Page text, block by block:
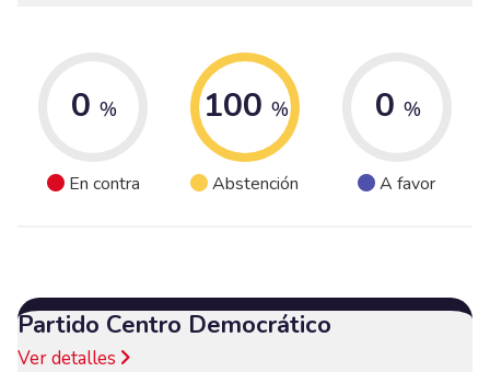
0 %
En contra
100 %
Abstención
0 %
A favor
Partido Centro Democrático
Ver detalles